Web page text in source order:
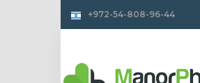
+972-54-808-96-44